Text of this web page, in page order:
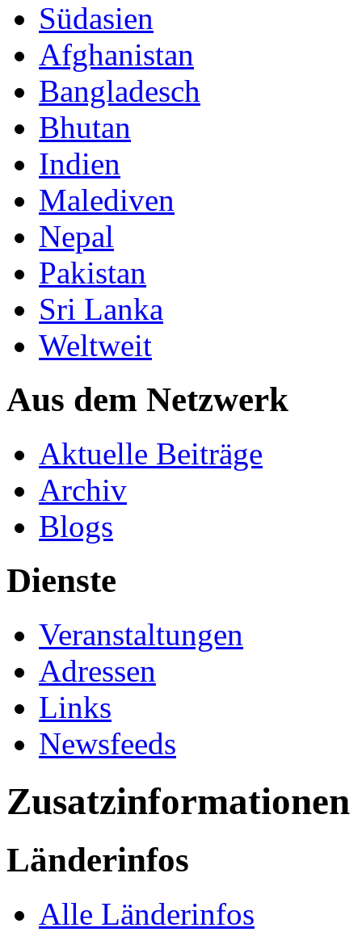
Südasien
Afghanistan
Bangladesch
Bhutan
Indien
Malediven
Nepal
Pakistan
Sri Lanka
Weltweit
Aus dem Netzwerk
Aktuelle Beiträge
Archiv
Blogs
Dienste
Veranstaltungen
Adressen
Links
Newsfeeds
Zusatzinformationen
Länderinfos
Alle Länderinfos